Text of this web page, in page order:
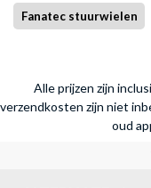
Fanatec stuurwielen
Alle prijzen zijn
verzendkosten zijn niet
oud